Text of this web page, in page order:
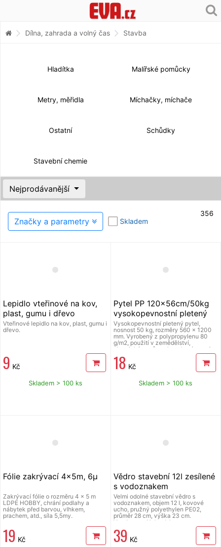
Dílna, zahrada a volný čas Stavba
Hladítka Malířské pomůcky
Metry, měřidla Míchačky, míchače
Ostatní Schůdky
Stavební chemie
Nejprodávanější
356
Značky a parametry Skladem
Lepidlo vteřinové na kov,
plast, gumu i dřevo
Vteřinové lepidlo na kov, plast, gumu i
dřevo.
9 Kč
Skladem > 100 ks
Pytel PP 120x56cm/50kg
vysokopevnostní pletený
Vysokopevnostní pletený pytel,
nosnost 50 kg, rozměry 560 x 1200
mm. Vyrobený z polypropylenu 80
g/m2, použití v zemědělství,
chemickém průmyslu v domácnosti
aj. dále pro přepravu sypkého,
pevného zboží či materiálu
nejrůznějšího charakteru nebo po
18 Kč
Skladem > 100 ks
Fólie zakrývací 4x5m, 6µ
Zakrývací fólie o rozměru 4 x 5 m
LDPE HOBBY, chrání podlahy a
nábytek před barvou, vlhkem,
prachem, atd., síla 5,5my.
19 Kč
Vědro stavební 12l zesílené
s vodoznakem
Velmi odolné stavební vědro s
vodoznakem, objem 12 l, kovové
ucho, pružný polyethylen PE02,
průměr 28 cm, výška 23 cm.
Vyrobeno v Holandsku.
39 Kč